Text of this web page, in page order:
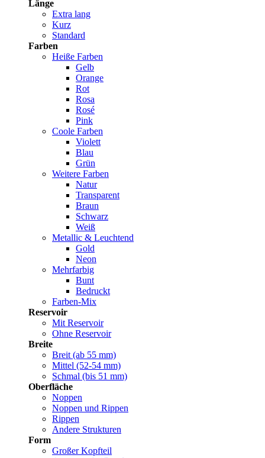
Länge
Extra lang
Kurz
Standard
Farben
Heiße Farben
Gelb
Orange
Rot
Rosa
Rosé
Pink
Coole Farben
Violett
Blau
Grün
Weitere Farben
Natur
Transparent
Braun
Schwarz
Weiß
Metallic & Leuchtend
Gold
Neon
Mehrfarbig
Bunt
Bedruckt
Farben-Mix
Reservoir
Mit Reservoir
Ohne Reservoir
Breite
Breit (ab 55 mm)
Mittel (52-54 mm)
Schmal (bis 51 mm)
Oberfläche
Noppen
Noppen und Rippen
Rippen
Andere Strukturen
Form
Großer Kopfteil